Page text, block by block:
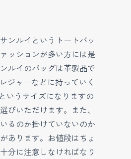
ンルイというトートバッ
ッションが多い方には是
ルイのバッグは革製品で
ジャーなどに持っていく
いうサイズになりますの
いただけます。また、
るのか掛けていないのか
あります。お値段はちょ
分に注意しなければなり